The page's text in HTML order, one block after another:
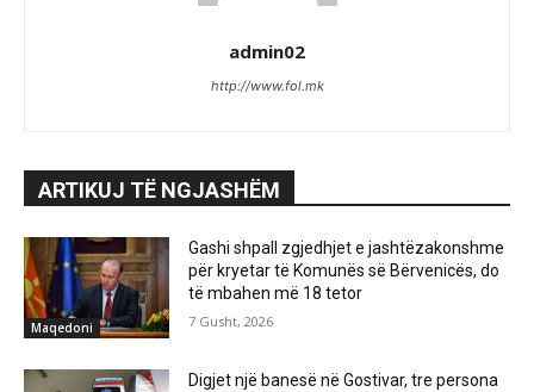
admin02
http://www.fol.mk
ARTIKUJ TË NGJASHËM
Maqedoni
Gashi shpall zgjedhjet e jashtëzakonshme
për kryetar të Komunës së Bërvenicës, do
të mbahen më 18 tetor
7 Gusht, 2026
Digjet një banesë në Gostivar, tre persona